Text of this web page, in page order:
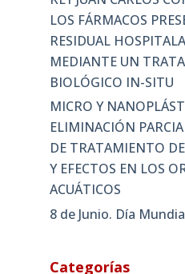
LOS FÁRMACOS
RESIDUAL
MEDIANTE UN
BIOLÓGICO IN-SITU
MICRO Y
ELIMINACIÓN
DE TRATAMIENTO
Y EFECTOS EN LOS
ACUÁTICOS
8 de Junio. Día
Categorías